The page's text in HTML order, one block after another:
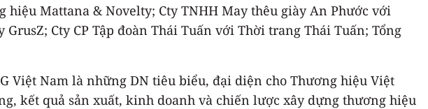
Mattana & Novelty; Cty TNHH May thêu giày An Phước với
Cty CP Tập đoàn Thái Tuấn với Thời trang Thái Tuấn; Tổng
Việt Nam là những DN tiêu biểu, đại diện cho Thương hiệu Việt
kết quả sản xuất, kinh doanh và chiến lược xây dựng thương hiệu